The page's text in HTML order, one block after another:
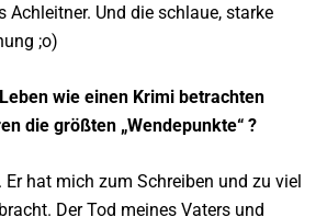
Achleitner. Und die schlaue, starke
;o)
wie einen Krimi betrachten
die größten „Wendepunkte“ ?
Er hat mich zum Schreiben und zu viel
Der Tod meines Vaters und